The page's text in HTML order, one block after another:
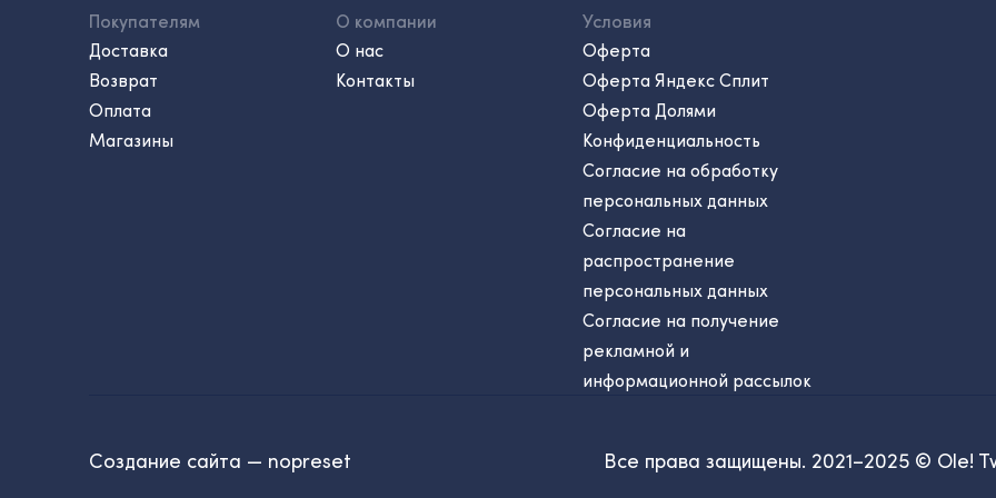
Покупателям
Доставка
Возврат
Оплата
Магазины
О компании
О нас
Контакты
Условия
Оферта
Оферта Яндекс Сплит
Оферта Долями
Конфиденциальность
Согласие на обработку
персональных данных
Согласие на
распространение
персональных данных
Согласие на получение
рекламной и
информационной рассылок
Создание сайта — nopreset Все права защищены. 2021–2025 © Ole!